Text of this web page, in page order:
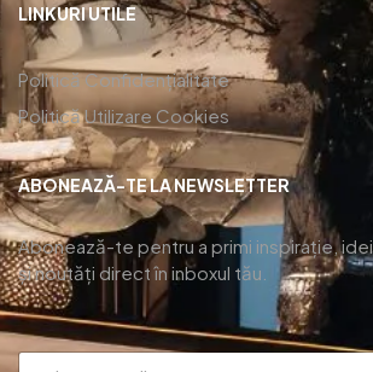
LINKURI UTILE
Politică Confidențialitate
Politică Utilizare Cookies
ABONEAZĂ-TE LA NEWSLETTER
Abonează-te pentru a primi inspirație, idei
și noutăți direct în inboxul tău.